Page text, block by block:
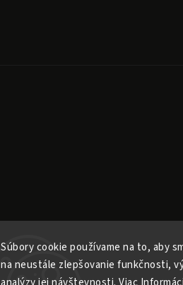
Súbory cookie používame na to, aby
na neustále zlepšovanie funkčnosti,